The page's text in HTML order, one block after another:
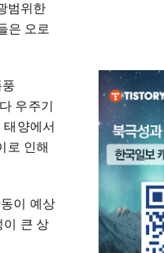
범위한
은 오로
우주기
양에서
로 인해
이 예상
이 큰 상